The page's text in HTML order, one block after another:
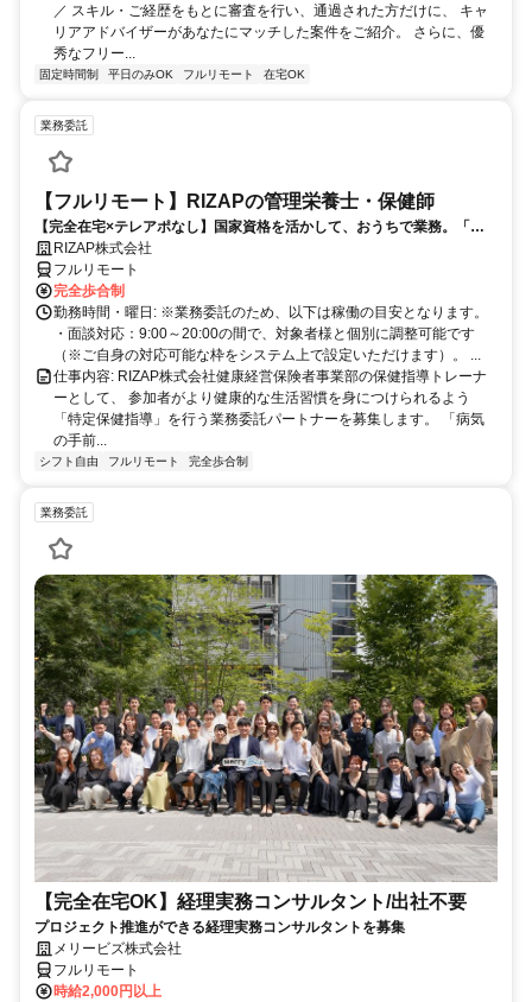
／ スキル・ご経歴をもとに審査を行い、通過された方だけに、 キャ
リアアドバイザーがあなたにマッチした案件をご紹介。 さらに、優
秀なフリー...
固定時間制 平日のみOK フルリモート 在宅OK
業務委託
【フルリモート】RIZAPの管理栄養士・保健師
【完全在宅×テレアポなし】国家資格を活かして、おうちで業務。「も
う一つの安心」を。主婦・Wワーカー活躍中！「平日の日中だけ」「夕
方以降の数時間だけ」など、生活リズムに合わせた時間調整が可能で
す。1件ごとの成果報酬型だから、頑張った分だけ手応えのある収入
に。充実のサポート体制で、安心の在宅ワークを始めませんか？
RIZAP株式会社
フルリモート
完全歩合制
勤務時間・曜日: ※業務委託のため、以下は稼働の目安となります。
・面談対応：9:00～20:00の間で、対象者様と個別に調整可能です
（※ご自身の対応可能な枠をシステム上で設定いただけます）。 ...
仕事内容: RIZAP株式会社健康経営保険者事業部の保健指導トレーナ
ーとして、 参加者がより健康的な生活習慣を身につけられるよう
「特定保健指導」を行う業務委託パートナーを募集します。 「病気
の手前...
シフト自由 フルリモート 完全歩合制
業務委託
【完全在宅OK】経理実務コンサルタント/出社不要
プロジェクト推進ができる経理実務コンサルタントを募集
メリービズ株式会社
フルリモート
時給2,000円以上